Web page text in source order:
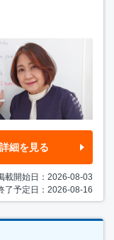
詳細を見る
載開始日：2026-08-03
了予定日：2026-08-16